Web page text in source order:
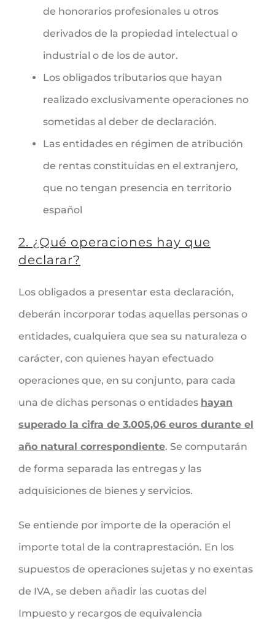
de honorarios profesionales u otros
derivados de la propiedad intelectual o
industrial o de los de autor.
Los obligados tributarios que hayan
realizado exclusivamente operaciones no
sometidas al deber de declaración.
Las entidades en régimen de atribución
de rentas constituidas en el extranjero,
que no tengan presencia en territorio
español
2. ¿Qué operaciones hay que
declarar?
Los obligados a presentar esta declaración,
deberán incorporar todas aquellas personas o
entidades, cualquiera que sea su naturaleza o
carácter, con quienes hayan efectuado
operaciones que, en su conjunto, para cada
una de dichas personas o entidades hayan
superado la cifra de 3.005,06 euros durante el
año natural correspondiente. Se computarán
de forma separada las entregas y las
adquisiciones de bienes y servicios.
Se entiende por importe de la operación el
importe total de la contraprestación. En los
supuestos de operaciones sujetas y no exentas
de IVA, se deben añadir las cuotas del
Impuesto y recargos de equivalencia